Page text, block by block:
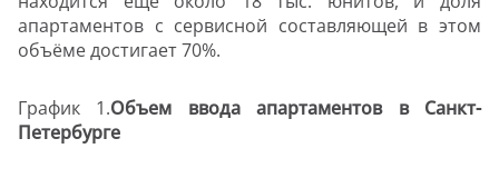
апартаментов с сервисной составляющей в этом
объёме достигает 70%.
График 1.Объем ввода апартаментов в Санкт-
Петербурге